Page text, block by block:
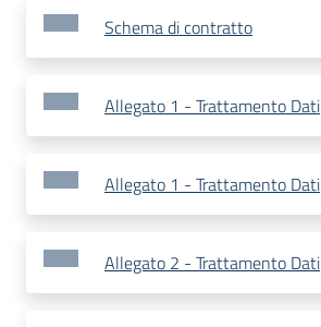
Schema di contratto
Allegato 1 - Trattamento Dati
Allegato 1 - Trattamento Dati
Allegato 2 - Trattamento Dati